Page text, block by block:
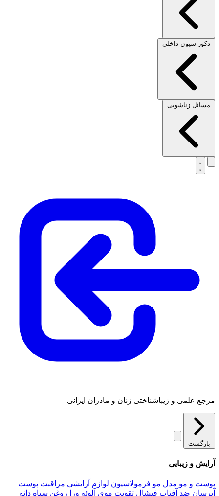
دکوراسیون داخلی
مسائل زناشویی
مرجع علمی و زیباشناختی زنان و مادران ایرانی
بازگشت
آرایش و زیبایی
پوست و مو مدل مو فرمولاسیون لوازم آرایشی مراقبت پوست
آبرسان ضد آفتاب فیشال تقویت موی آلوئه‌ ورا روغن سیاه دانه